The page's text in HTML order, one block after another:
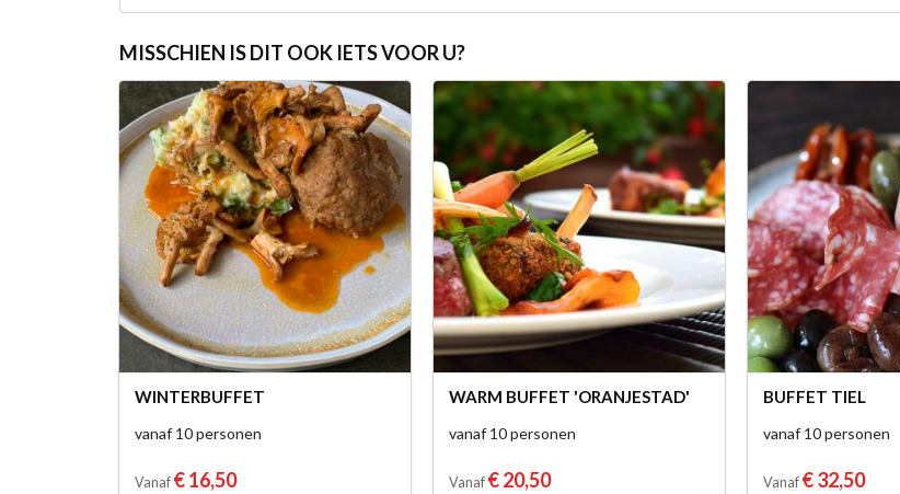
MISSCHIEN IS DIT OOK IETS VOOR U?
WINTERBUFFET
vanaf 10 personen
Vanaf € 16,50
WARM BUFFET 'ORANJESTAD'
vanaf 10 personen
Vanaf € 20,50
BUFFET TIEL
vanaf 10 personen
Vanaf € 32,50